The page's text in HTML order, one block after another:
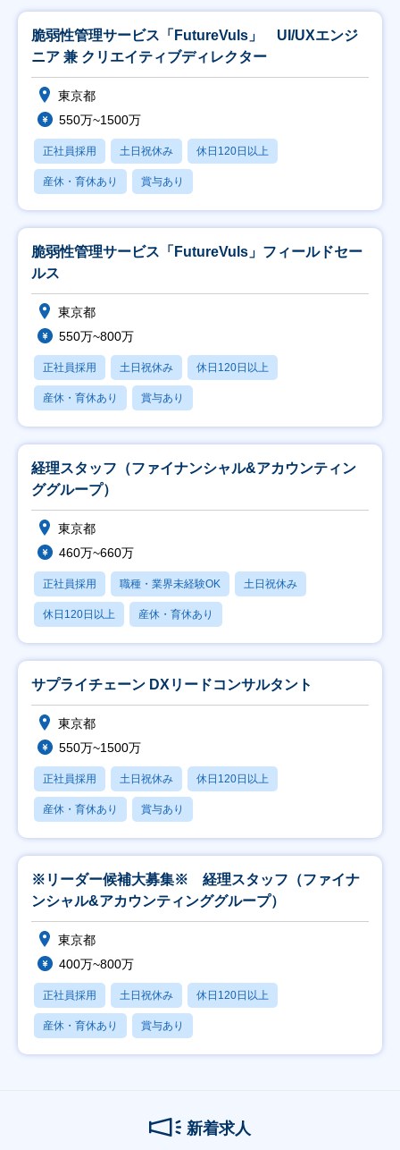
脆弱性管理サービス「FutureVuls」 UI/UXエンジ
ニア 兼 クリエイティブディレクター
東京都
550万~1500万
正社員採用 土日祝休み 休日120日以上
産休・育休あり 賞与あり
脆弱性管理サービス「FutureVuls」フィールドセー
ルス
東京都
550万~800万
正社員採用 土日祝休み 休日120日以上
産休・育休あり 賞与あり
経理スタッフ（ファイナンシャル&アカウンティン
ググループ）
東京都
460万~660万
正社員採用 職種・業界未経験OK 土日祝休み
休日120日以上 産休・育休あり
サプライチェーン DXリードコンサルタント
東京都
550万~1500万
正社員採用 土日祝休み 休日120日以上
産休・育休あり 賞与あり
※リーダー候補大募集※ 経理スタッフ（ファイナ
ンシャル&アカウンティンググループ）
東京都
400万~800万
正社員採用 土日祝休み 休日120日以上
産休・育休あり 賞与あり
新着求人